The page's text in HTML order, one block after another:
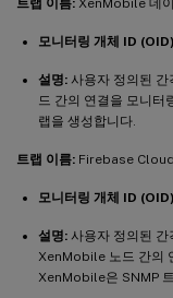
모니터링 개체 ID
설명: 사용자 정의된
드 간의 연결을 모니
랩을 생성합니다.
트랩 이름: Firebase
모니터링 개체 ID
설명: 사용자 정의된
XenMobile 노드 간의
XenMobile은 SNMP